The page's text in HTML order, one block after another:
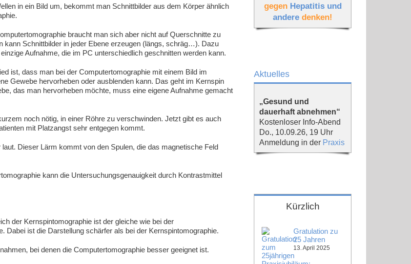
in ein Bild um, bekommt man Schnittbilder aus dem Körper ähnlich
braucht man sich aber nicht auf Querschnitte zu
kann Schnittbilder in jeder Ebene erzeugen (längs, schräg…). Dazu
Aufnahme, die im PC unterschiedlich geschnitten werden kann.
ist, dass man bei der Computertomographie mit einem Bild im
Gewebe hervorheben oder ausblenden kann. Das geht im Kernspin
das man hervorheben möchte, muss eine eigene Aufnahme gemacht
noch nötig, in einer Röhre zu verschwinden. Jetzt gibt es auch
mit Platzangst sehr entgegen kommt.
Dieser Lärm kommt von den Spulen, die das magnetische Feld
kann die Untersuchungsgenauigkeit durch Kontrastmittel
der Kernspintomographie ist der gleiche wie bei der
Dabei ist die Darstellung schärfer als bei der Kernspintomographie.
bei denen die Computertomographie besser geeignet ist.
gegen Hepatitis und
andere denken!
Aktuelles
„Gesund und
dauerhaft abnehmen“
Kostenloser Info-Abend
Do., 10.09.26, 19 Uhr
Anmeldung in der Praxis
Kürzlich
Gratulation zu
25 Jahren
13. April 2025